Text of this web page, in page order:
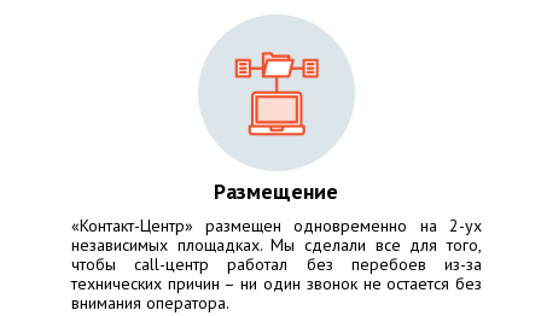
Размещение
«Контакт-Центр» размещен одновременно на 2-ух
независимых площадках. Мы сделали все для того,
чтобы call-центр работал без перебоев из-за
технических причин – ни один звонок не остается без
внимания оператора.